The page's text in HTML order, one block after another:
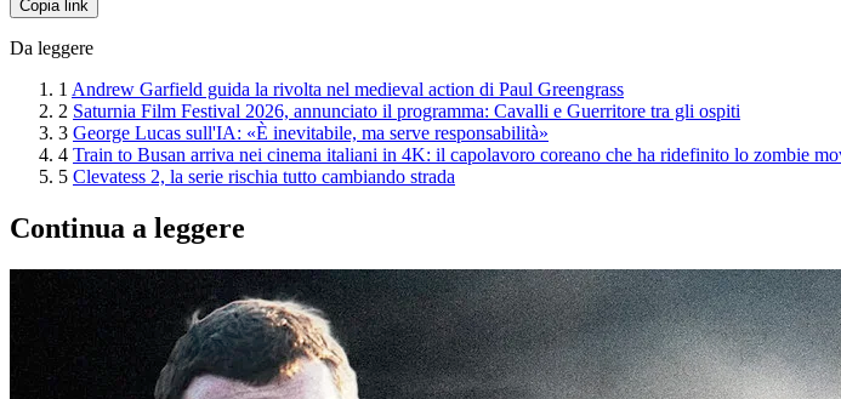
Copia link
Da leggere
1 Andrew Garfield guida la rivolta nel medieval action di Paul Greengrass
2 Saturnia Film Festival 2026, annunciato il programma: Cavalli e Guerritore tra gli ospiti
3 George Lucas sull'IA: «È inevitabile, ma serve responsabilità»
4 Train to Busan arriva nei cinema italiani in 4K: il capolavoro coreano che ha ridefinito lo zombie
5 Clevatess 2, la serie rischia tutto cambiando strada
Continua a leggere